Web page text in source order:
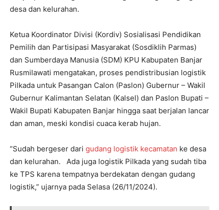
desa dan kelurahan.
Ketua Koordinator Divisi (Kordiv) Sosialisasi Pendidikan
Pemilih dan Partisipasi Masyarakat (Sosdiklih Parmas)
dan Sumberdaya Manusia (SDM) KPU Kabupaten Banjar
Rusmilawati mengatakan, proses pendistribusian logistik
Pilkada untuk Pasangan Calon (Paslon) Gubernur – Wakil
Gubernur Kalimantan Selatan (Kalsel) dan Paslon Bupati –
Wakil Bupati Kabupaten Banjar hingga saat berjalan lancar
dan aman, meski kondisi cuaca kerab hujan.
“Sudah bergeser dari gudang logistik kecamatan ke desa
dan kelurahan. Ada juga logistik Pilkada yang sudah tiba
ke TPS karena tempatnya berdekatan dengan gudang
logistik,” ujarnya pada Selasa (26/11/2024).